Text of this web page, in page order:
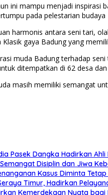
ini mampu menjadi
pada pelestarian budaya
harmonis antara seni tari,
gaya Badung yang
muda Badung terhadap
ditempatkan di 62 desa dan
masih memiliki semangat
Pasek Dangka Hadirkan Ahli
Disiplin dan Jiwa
Kasus Diminta
Timur, Hadirkan
Kemerdekaan Nyata bagi